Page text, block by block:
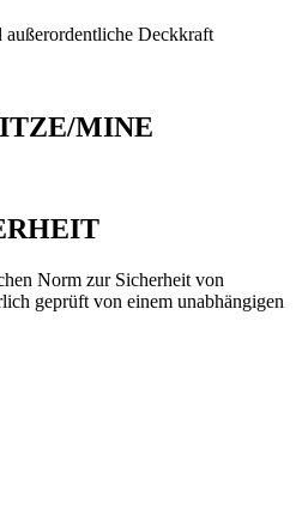
außerordentliche Deckkraft
MINE
Norm zur Sicherheit von
geprüft von einem unabhängigen